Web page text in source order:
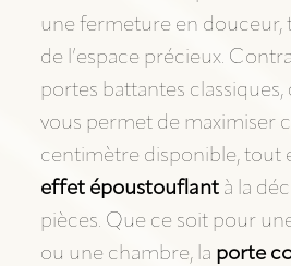
une fermeture en douceur,
de l’espace précieux.
portes battantes
vous permet de maximiser
centimètre disponible, tout
effet époustouflant à la
pièces. Que ce soit pour
ou une chambre, la porte